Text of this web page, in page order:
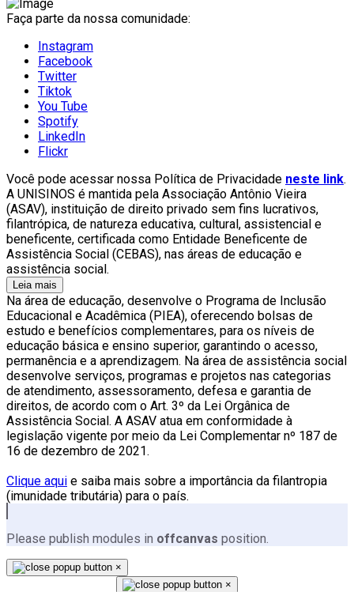
Faça parte da nossa comunidade:
Instagram
Facebook
Twitter
Tiktok
You Tube
Spotify
LinkedIn
Flickr
Você pode acessar nossa Política de Privacidade neste link.
A UNISINOS é mantida pela Associação Antônio Vieira
(ASAV), instituição de direito privado sem fins lucrativos,
filantrópica, de natureza educativa, cultural, assistencial e
beneficente, certificada como Entidade Beneficente de
Assistência Social (CEBAS), nas áreas de educação e
assistência social.
Leia mais
Na área de educação, desenvolve o Programa de Inclusão
Educacional e Acadêmica (PIEA), oferecendo bolsas de
estudo e benefícios complementares, para os níveis de
educação básica e ensino superior, garantindo o acesso,
permanência e a aprendizagem. Na área de assistência social
desenvolve serviços, programas e projetos nas categorias
de atendimento, assessoramento, defesa e garantia de
direitos, de acordo com o Art. 3º da Lei Orgânica de
Assistência Social. A ASAV atua em conformidade à
legislação vigente por meio da Lei Complementar nº 187 de
16 de dezembro de 2021.
Clique aqui e saiba mais sobre a importância da filantropia
(imunidade tributária) para o país.
Please publish modules in offcanvas position.
×
×